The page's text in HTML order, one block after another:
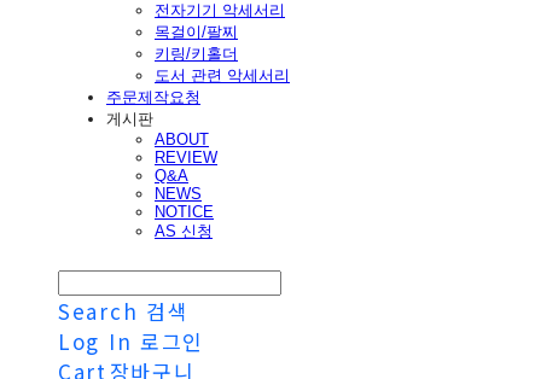
전자기기 악세서리
목걸이/팔찌
키링/키홀더
도서 관련 악세서리
주문제작요청
게시판
ABOUT
REVIEW
Q&A
NEWS
NOTICE
AS 신청
Search 검색
Log In 로그인
Cart 장바구니